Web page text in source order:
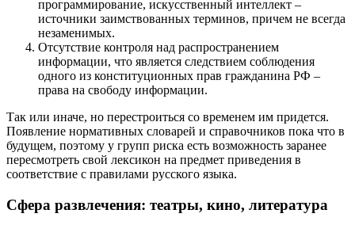
программирование, искусственный интеллект –
источники заимствованных терминов, причем не всегда
незаменимых.
Отсутствие контроля над распространением
информации, что является следствием соблюдения
одного из конституционных прав гражданина РФ –
права на свободу информации.
Так или иначе, но перестроиться со временем им придется.
Появление нормативных словарей и справочников пока что в
будущем, поэтому у групп риска есть возможность заранее
пересмотреть свой лексикон на предмет приведения в
соответствие с правилами русского языка.
Сфера развлечения: театры, кино, литература